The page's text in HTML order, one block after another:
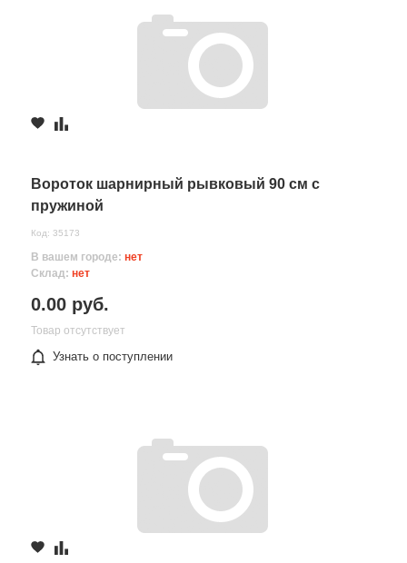
Вороток шарнирный рывковый 90 см с
пружиной
Код: 35173
В вашем городе: нет
Склад: нет
0.00 руб.
Товар отсутствует
Узнать о поступлении